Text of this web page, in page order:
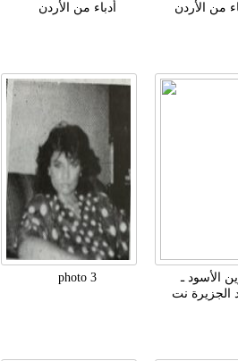
من الأردن
أدباء من الأردن
الأسود ـ
الجزيرة نت
photo 3